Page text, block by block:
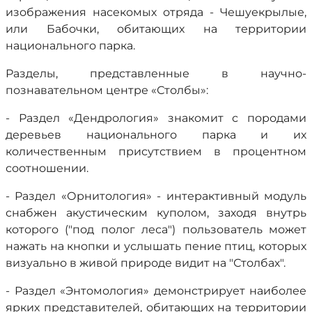
изображения насекомых отряда - Чешуекрылые,
или Бабочки, обитающих на территории
национального парка.
Разделы, представленные в научно-
познавательном центре «Столбы»:
- Раздел «Дендрология» знакомит с породами
деревьев национального парка и их
количественным присутствием в процентном
соотношении.
- Раздел «Орнитология» - интерактивный модуль
снабжен акустическим куполом, заходя внутрь
которого ("под полог леса") пользователь может
нажать на кнопки и услышать пение птиц, которых
визуально в живой природе видит на "Столбах".
- Раздел «Энтомология» демонстрирует наиболее
ярких представителей, обитающих на территории